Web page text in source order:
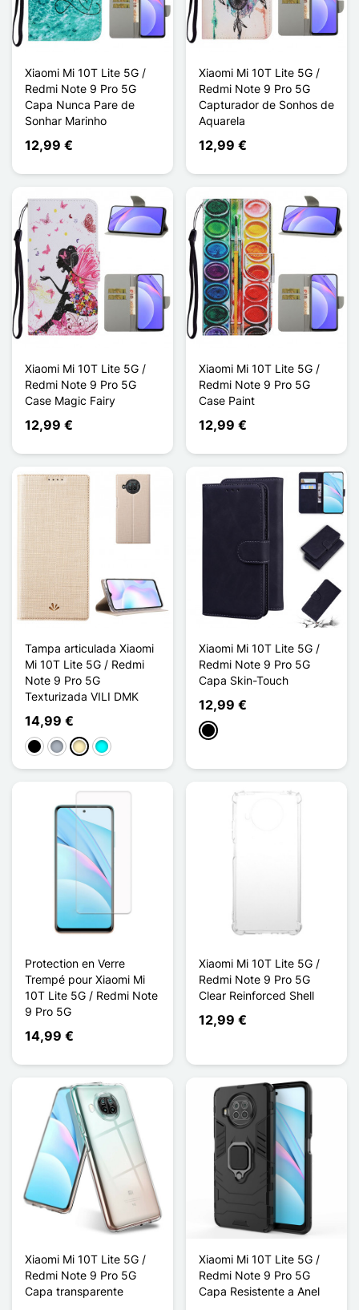
Xiaomi Mi 10T Lite 5G /
Redmi Note 9 Pro 5G
Capa Nunca Pare de
Sonhar Marinho
12,99 €
Xiaomi Mi 10T Lite 5G /
Redmi Note 9 Pro 5G
Capturador de Sonhos de
Aquarela
12,99 €
Xiaomi Mi 10T Lite 5G /
Redmi Note 9 Pro 5G
Case Magic Fairy
12,99 €
Xiaomi Mi 10T Lite 5G /
Redmi Note 9 Pro 5G
Case Paint
12,99 €
Tampa articulada Xiaomi
Mi 10T Lite 5G / Redmi
Note 9 Pro 5G
Texturizada VILI DMK
14,99 €
PretoCinzento
OuroCiano
Xiaomi Mi 10T Lite 5G /
Redmi Note 9 Pro 5G
Capa Skin-Touch
12,99 €
Preto
Protection en Verre
Trempé pour Xiaomi Mi
10T Lite 5G / Redmi Note
9 Pro 5G
14,99 €
Xiaomi Mi 10T Lite 5G /
Redmi Note 9 Pro 5G
Clear Reinforced Shell
12,99 €
Xiaomi Mi 10T Lite 5G /
Redmi Note 9 Pro 5G
Capa transparente
Xiaomi Mi 10T Lite 5G /
Redmi Note 9 Pro 5G
Capa Resistente a Anel